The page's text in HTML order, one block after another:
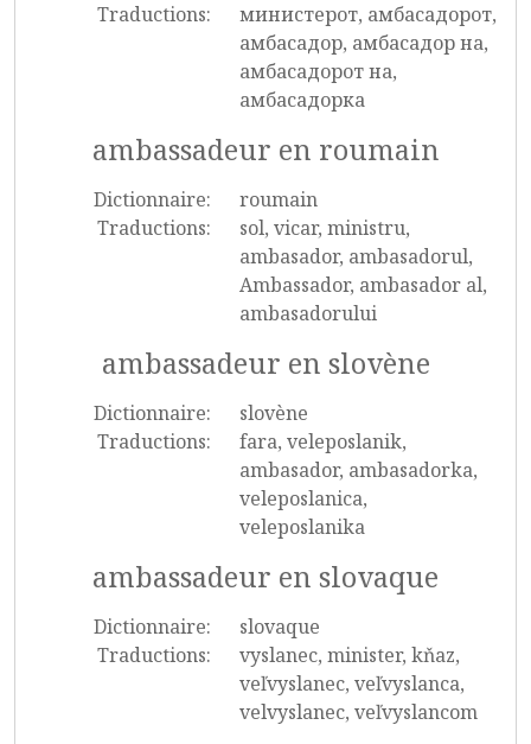
Traductions:
министерот, амбасадорот,
амбасадор, амбасадор на,
амбасадорот на,
амбасадорка
ambassadeur en roumain
Dictionnaire:
roumain
Traductions:
sol, vicar, ministru,
ambasador, ambasadorul,
Ambassador, ambasador al,
ambasadorului
ambassadeur en slovène
Dictionnaire:
slovène
Traductions:
fara, veleposlanik,
ambasador, ambasadorka,
veleposlanica,
veleposlanika
ambassadeur en slovaque
Dictionnaire:
slovaque
Traductions:
vyslanec, minister, kňaz,
veľvyslanec, veľvyslanca,
velvyslanec, veľvyslancom